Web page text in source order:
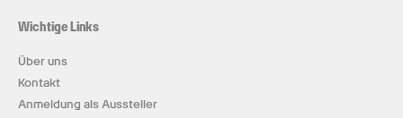
Wichtige Links
Über uns
Kontakt
Anmeldung als Aussteller